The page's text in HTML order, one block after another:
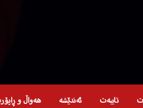
تایبەت ئەندێشە هەواڵ و